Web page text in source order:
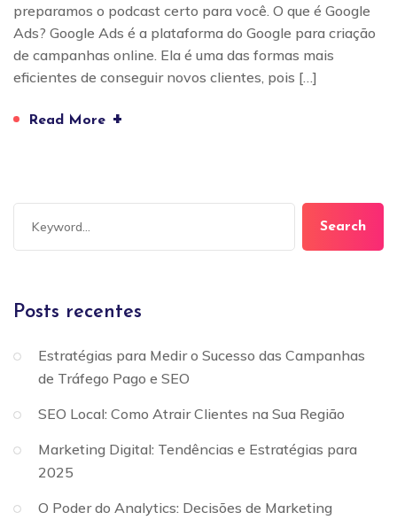
preparamos o podcast certo para você. O que é Google
Ads? Google Ads é a plataforma do Google para criação
de campanhas online. Ela é uma das formas mais
eficientes de conseguir novos clientes, pois […]
Read More +
Search
Posts recentes
Estratégias para Medir o Sucesso das Campanhas
de Tráfego Pago e SEO
SEO Local: Como Atrair Clientes na Sua Região
Marketing Digital: Tendências e Estratégias para
2025
O Poder do Analytics: Decisões de Marketing